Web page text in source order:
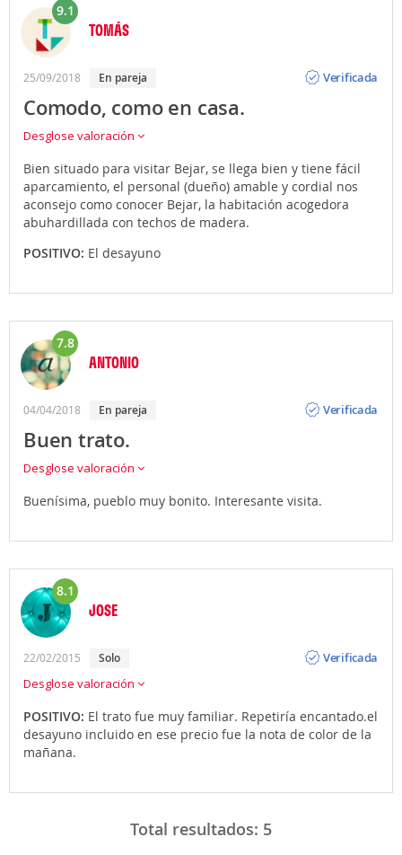
9.1
TOMÁS
25/09/2018 En pareja
Verificada
Comodo, como en casa.
Desglose valoración
Bien situado para visitar Bejar, se llega bien y tiene fácil
aparcamiento, el personal (dueño) amable y cordial nos
aconsejo como conocer Bejar, la habitación acogedora
abuhardillada con techos de madera.
POSITIVO: El desayuno
7.8
ANTONIO
04/04/2018 En pareja
Verificada
Buen trato.
Desglose valoración
Buenísima, pueblo muy bonito. Interesante visita.
8.1
JOSE
22/02/2015 Solo
Verificada
Desglose valoración
POSITIVO: El trato fue muy familiar. Repetiría encantado.el
desayuno incluido en ese precio fue la nota de color de la
mañana.
Total resultados: 5